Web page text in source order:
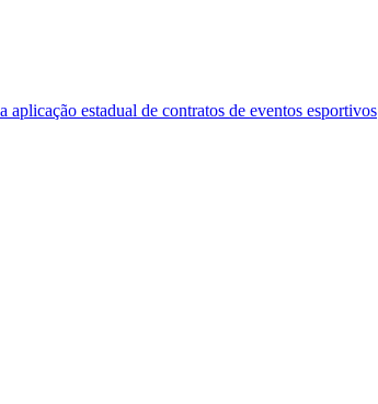
estadual de contratos de eventos esportivos